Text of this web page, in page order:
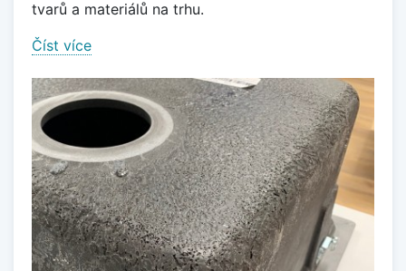
tvarů a materiálů na trhu.
Číst více